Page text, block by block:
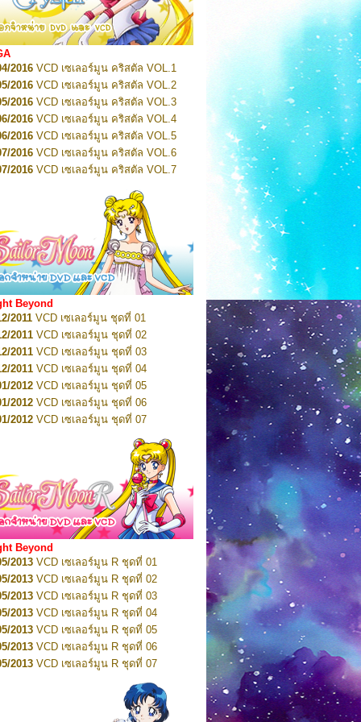
1
Pretty Guardian Sailor Moon Eternal
2
Pretty Guardian Sailor Moon Eternal
3
Pretty Guardian Sailor Moon Eternal
4
Pretty Guardian Sailor Moon Eternal
5
Pretty Guardian Sailor Moon Eternal
6
Pretty Guardian Sailor Moon Eternal
7
Pretty Guardian Sailor Moon Eternal
Pretty Guardian Sailor Moon Eternal
Pretty Guardian Sailor Moon Eternal
10
2026Code Name: Sailor V 1
2026Code Name: Sailor V 2
2016 VCD เซเลอร์มูน คริสตัล VOL.1
2016 VCD เซเลอร์มูน คริสตัล VOL.2
2016 VCD เซเลอร์มูน คริสตัล VOL.3
2016 VCD เซเลอร์มูน คริสตัล VOL.4
2016 VCD เซเลอร์มูน คริสตัล VOL.5
2016 VCD เซเลอร์มูน คริสตัล VOL.6
2016 VCD เซเลอร์มูน คริสตัล VOL.7
VCD เซเลอร์มูน คริสตัล VOL.9
VCD เซเลอร์มูน คริสตัล VOL.10
2016
VCD เซเลอร์มูน คริสตัล VOL.11
2016VCD เซเลอร์มูน คริสตัล VOL.12
2016VCD เซเลอร์มูน คริสตัล VOL.13
2016 DVD เซเลอร์มูน คริสตัล VOL.1
2016DVD เซเลอร์มูน คริสตัล VOL.2
2016 DVD เซเลอร์มูน คริสตัล VOL.3
2016 DVD เซเลอร์มูน คริสตัล VOL.4
2016 DVD เซเลอร์มูน คริสตัล VOL.5
2016 DVD เซเลอร์มูน คริสตัล VOL.6
2016DVD เซเลอร์มูน คริสตัล VOL.7
2016DVD เซเลอร์มูน คริสตัล VOL.8
2017 DVD เซเลอร์มูน คริสตัล Box-Set
Beyond
2011 VCD เซเลอร์มูน ชุดที่ 01
2011 VCD เซเลอร์มูน ชุดที่ 02
2011 VCD เซเลอร์มูน ชุดที่ 03
2011 VCD เซเลอร์มูน ชุดที่ 04
2012 VCD เซเลอร์มูน ชุดที่ 05
2012 VCD เซเลอร์มูน ชุดที่ 06
2012 VCD เซเลอร์มูน ชุดที่ 07
VCD เซเลอร์มูน ชุดที่ 08
VCD เซเลอร์มูน ชุดที่ 09
VCD เซเลอร์มูน ชุดที่ 10
2012VCD เซเลอร์มูน ชุดที่ 11
2012VCD เซเลอร์มูน ชุดที่ 12
2012VCD เซเลอร์มูน ชุดที่ 13
2012VCD เซเลอร์มูน ชุดที่ 14
2012 VCD เซเลอร์มูน ชุดที่ 15
VCD เซเลอร์มูน ชุดที่ 16
VCD เซเลอร์มูน ชุดที่ 17
VCD เซเลอร์มูน ชุดที่ 18
VCD เซเลอร์มูน ชุดที่ 19
VCD เซเลอร์มูน ชุดที่ 20
VCD เซเลอร์มูน ชุดที่ 21
VCD เซเลอร์มูน ชุดที่ 22
VCD เซเลอร์มูน ชุดที่ 23
DVD เซเลอร์มูน ชุดที่ 01
Beyond
2013 VCD เซเลอร์มูน R ชุดที่ 01
2013 VCD เซเลอร์มูน R ชุดที่ 02
2013 VCD เซเลอร์มูน R ชุดที่ 03
2013 VCD เซเลอร์มูน R ชุดที่ 04
2013 VCD เซเลอร์มูน R ชุดที่ 05
2013 VCD เซเลอร์มูน R ชุดที่ 06
2013 VCD เซเลอร์มูน R ชุดที่ 07
VCD เซเลอร์มูน R ชุดที่ 08
VCD เซเลอร์มูน R ชุดที่ 09
VCD เซเลอร์มูน R ชุดที่ 10